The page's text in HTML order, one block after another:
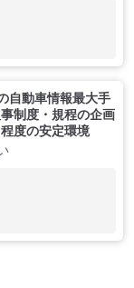
自動車情報最大手
制度・規程の企画
度の安定環境